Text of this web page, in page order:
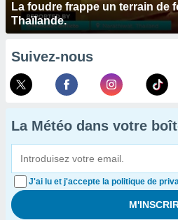
La foudre frappe un terrain de
Thaïlande.
Suivez-nous
La Météo dans votre
J'ai lu et j'accepte la politique de